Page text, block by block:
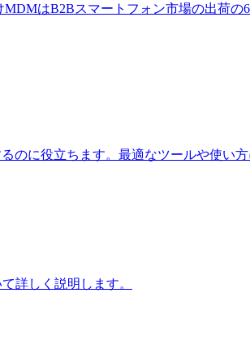
はB2Bスマートフォン市場の出荷の
に役立ちます。最適なツールや使い
詳しく説明します。